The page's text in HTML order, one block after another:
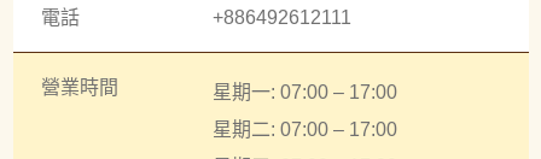
電話 +886492612111
營業時間
星期一: 07:00 – 17:00
星期二: 07:00 – 17:00